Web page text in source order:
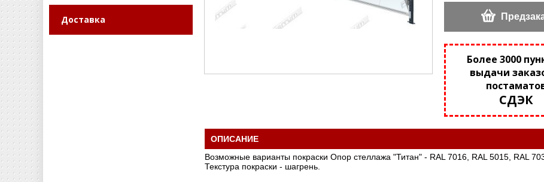
Доставка
Более 3000
выдачи
СДЭК
ОПИСАНИЕ
Возможные варианты покраски Опор стеллажа "Титан" - RAL 7016, RAL 5015, RAL
Текстура покраски - шагрень.